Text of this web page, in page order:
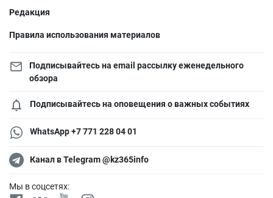
Редакция
Правила использования материалов
Подписывайтесь на email рассылку еженедельного
обзора
Подписывайтесь на оповещения о важных событиях
WhatsApp +7 771 228 04 01
Канал в Telegram @kz365info
Мы в соцсетях: